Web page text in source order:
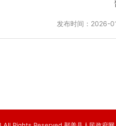
发布时间： 2026-